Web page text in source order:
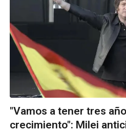
"Vamos a tener tres
crecimiento": Milei